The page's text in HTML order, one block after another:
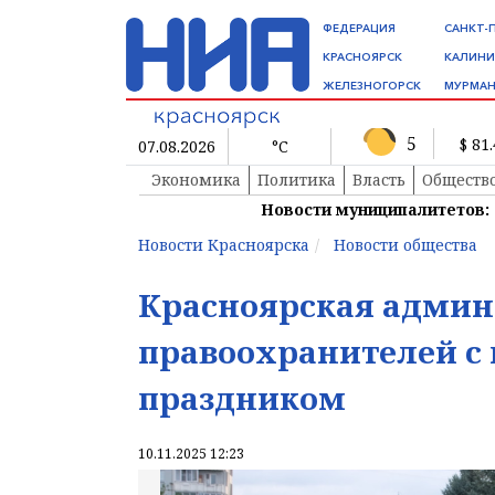
ФЕДЕРАЦИЯ
КРАСНОЯРСК
ЖЕЛЕЗНОГОРСК
САНКТ-
07.08.2026 °C 5
$
Экономика
Политика Власть
Новости муниципалитетов:
Новости Красноярска
Новости общества
Красноярская
правоохранителей
праздником
10.11.2025 12:23